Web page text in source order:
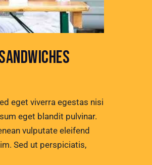
eget viverra egestas nisi
eget blandit pulvinar.
vulputate eleifend
Sed ut perspiciatis,